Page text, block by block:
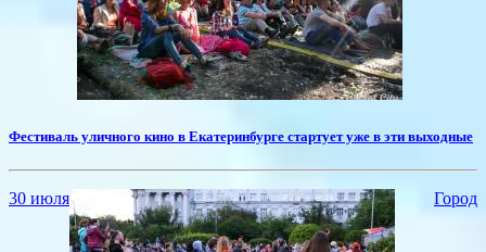
Фестиваль уличного кино в Екатеринбурге стартует уже в эти выходные
30 июля Город